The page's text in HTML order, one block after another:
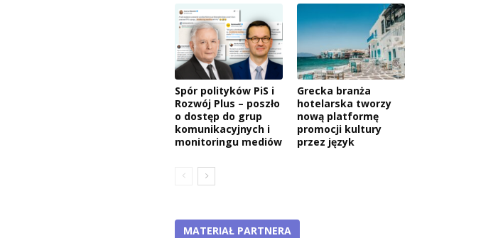
Spór polityków PiS i
Rozwój Plus – poszło
o dostęp do grup
komunikacyjnych i
monitoringu mediów
Grecka branża
hotelarska tworzy
nową platformę
promocji kultury
przez język
MATERIAŁ PARTNERA